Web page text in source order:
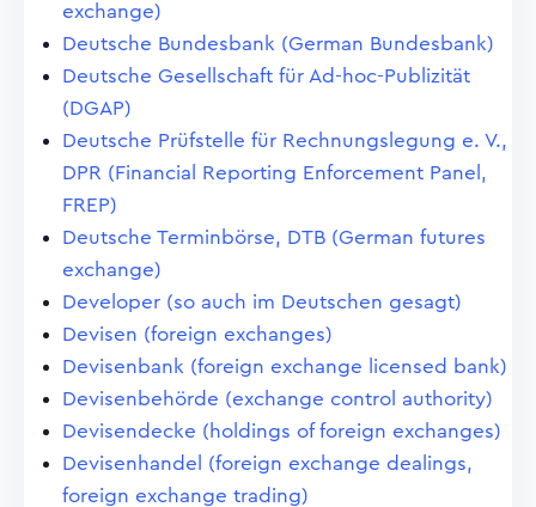
exchange)
Deutsche Bundesbank (German Bundesbank)
Deutsche Gesellschaft für Ad-hoc-Publizität
(DGAP)
Deutsche Prüfstelle für Rechnungslegung e. V.,
DPR (Financial Reporting Enforcement Panel,
FREP)
Deutsche Terminbörse, DTB (German futures
exchange)
Developer (so auch im Deutschen gesagt)
Devisen (foreign exchanges)
Devisenbank (foreign exchange licensed bank)
Devisenbehörde (exchange control authority)
Devisendecke (holdings of foreign exchanges)
Devisenhandel (foreign exchange dealings,
foreign exchange trading)